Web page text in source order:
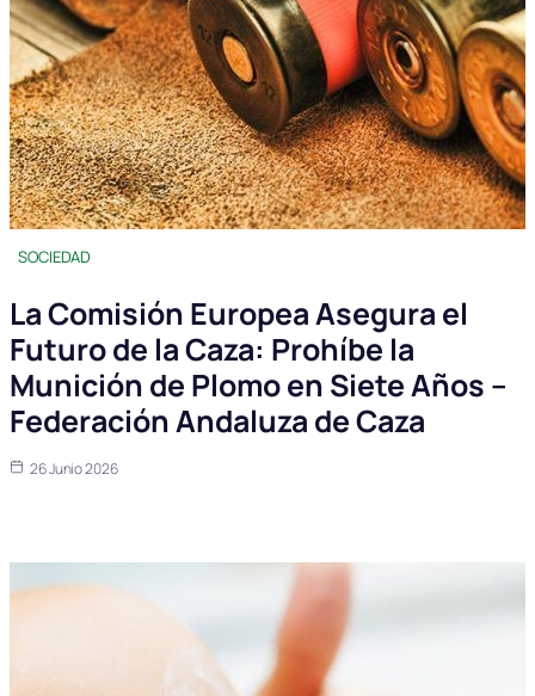
SOCIEDAD
La Comisión Europea Asegura el
Futuro de la Caza: Prohíbe la
Munición de Plomo en Siete Años –
Federación Andaluza de Caza
26 Junio 2026